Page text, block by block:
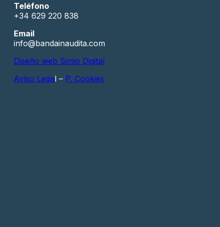
Teléfono
+34 629 220 838
Email
info@bandainaudita.com
Diseño web Simio Digital
Avíso Legal – P. Cookies